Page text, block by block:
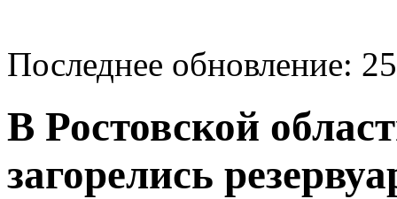
Последнее обновление:
В Ростовской
загорелись